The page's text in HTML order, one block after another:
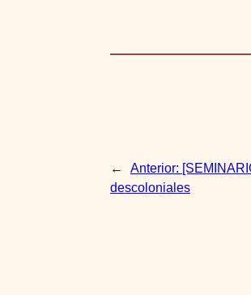
← Anterior:
descoloniales